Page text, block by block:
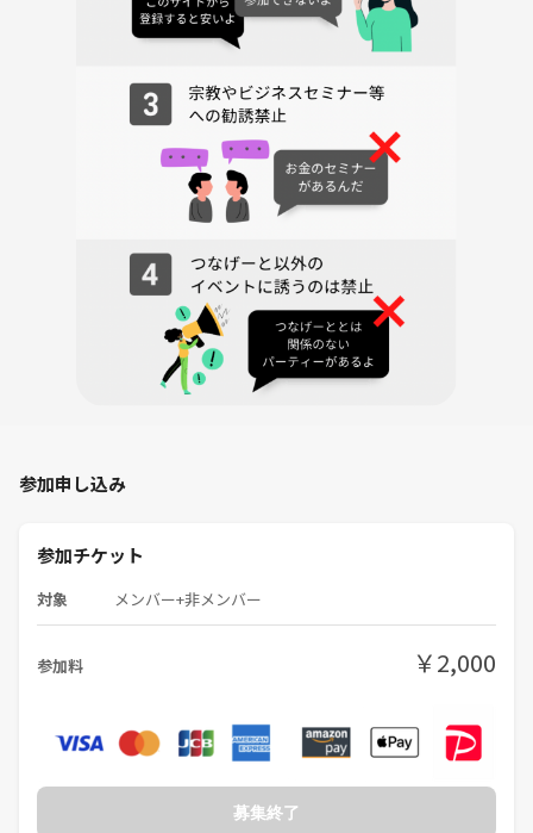
The photo shows the event.
We expect 6 participants on the day of the event.
We strictly refuse solicit business purposes or network businesses. Y
ou will be asked to leave as soon as you are found indulging in it.
TOEICマンツーマンレッスンも運営しております。
HP: https://japancafeeikaiwa.com/toeic_personalized/
参加申し込み
参加チケット
対象 メンバー+非メンバー
参加料 ￥2,000
募集終了